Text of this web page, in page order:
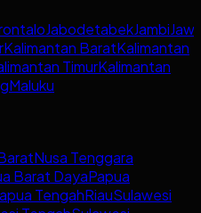
JabodetabekJambi
Kalimantan BaratKalimantan
TimurKalimantan
Maluku
Nusa Tenggara
Barat DayaPapua
TengahRiauSulawesi